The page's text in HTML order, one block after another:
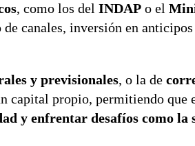
, como los del INDAP o el
canales, inversión en
y previsionales, o la de
capital propio, permitiendo que
y enfrentar desafíos como la